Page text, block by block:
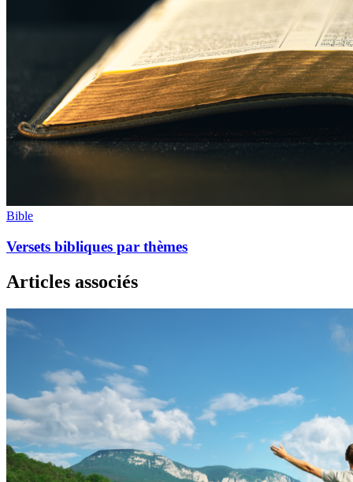
Bible
Versets bibliques par thèmes
Articles associés